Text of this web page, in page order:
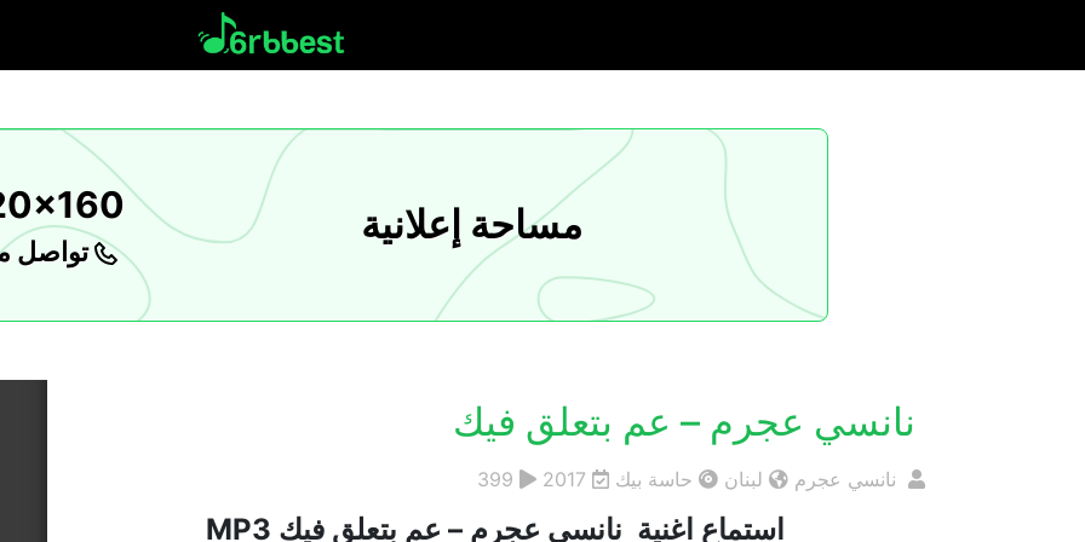
مساحة إعلانية
تواصل
نانسي عجرم – عم بتعلق فيك
نانسي عجرم لبنان حاسة بيك 2017
استماع اغنية نانسي عجرم – عم بتعلق فيك MP3